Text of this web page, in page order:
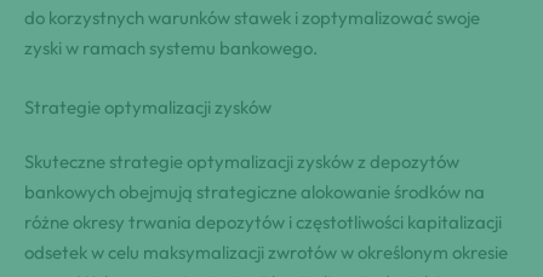
do korzystnych warunków stawek i zoptymalizować swoje
zyski w ramach systemu bankowego.
Strategie optymalizacji zysków
Skuteczne strategie optymalizacji zysków z depozytów
bankowych obejmują strategiczne alokowanie środków na
różne okresy trwania depozytów i częstotliwości kapitalizacji
odsetek w celu maksymalizacji zwrotów w określonym okresie